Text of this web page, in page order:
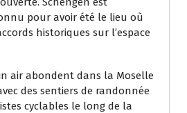
pour avoir été le lieu où
historiques sur l’espace
air abondent dans la Moselle
des sentiers de randonnée
cyclables le long de la